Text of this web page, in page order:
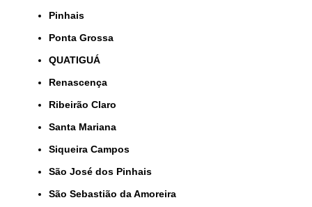
Pinhais
Ponta Grossa
QUATIGUÁ
Renascença
Ribeirão Claro
Santa Mariana
Siqueira Campos
São José dos Pinhais
São Sebastião da Amoreira